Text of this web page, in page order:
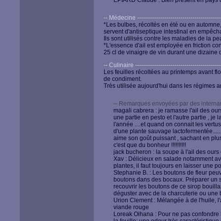
-- Médecine
*Les bulbes, récoltés en été ou en
servent d'antiseptique intestinal en
Ils sont utilisés contre les maladies de la
*L'essence d'ail est employée en friction
25 cl de vinaigre de vin durant une dizaine
-- Culinaire
Les feuilles récoltées au printemps avant
de condiment.
Très utilisée aujourd'hui dans les régimes
-- Remarques envoyées par des
magali cabrera : je ramasse l'ail des
une partie en pesto et l'autre partie , je
l'année ....et quand on connait les
d'une plante sauvage
aime son goût puissant , sachant en
c'est que du bonheur !!!!!!!!!!
jack bucheron : la soupe à l'ail des
Xav : Délicieux en salade notamment
plantes, il faut toujours en laisser une
Stephanie B. : Les boutons de fleur
boutons dans des bocaux. Préparer
recouvrir les boutons de ce sirop
déguster avec de la charcuterie ou une
Urion Clement : Mélangée à de l'huile,
viande rouge
Loreak Oihana : Pour ne pas